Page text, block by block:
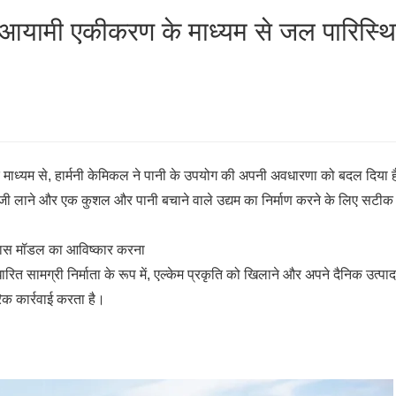
एकीकरण के माध्यम से जल
से, हार्मनी केमिकल ने पानी के उपयोग की अपनी अवधारणा को बदल
लाने और एक कुशल और पानी बचाने वाले उद्यम का निर्माण करने के लिए सटीक
मॉडल का आविष्कार करना
सामग्री निर्माता के रूप में, एल्केम प्रकृति को खिलाने और अपने दैनिक
कार्रवाई करता है।